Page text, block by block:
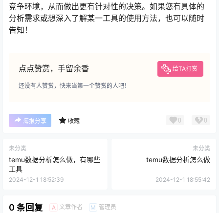
竞争环境，从而做出更有针对性的决策。如果您有具体的
分析需求或想深入了解某一工具的使用方法，也可以随时
告知！
点点赞赏，手留余香 给TA打赏
还没有人赞赏，快来当第一个赞赏的人吧！
海报分享 收藏 0 0
未分类
temu数据分析怎么做，有哪些
工具
2024-12-1 18:52:39
未分类
temu数据分析怎么做
2024-12-1 18:55:42
0 条回复 A 文章作者 M 管理员